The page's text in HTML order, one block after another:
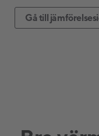
Gå till